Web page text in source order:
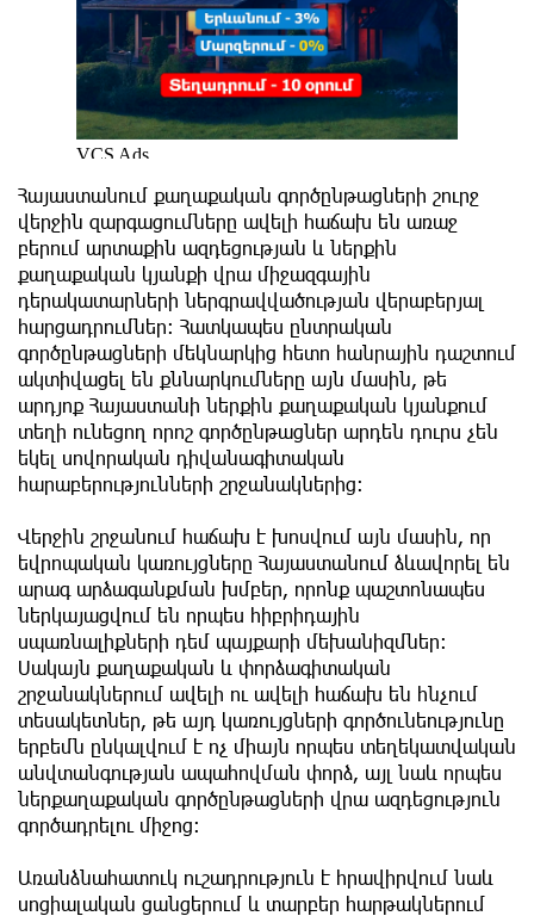
Հայաստանում քաղաքական գործընթացների շուրջ
վերջին զարգացումները ավելի հաճախ են առաջ
բերում արտաքին ազդեցության և ներքին
քաղաքական կյանքի վրա միջազգային
դերակատարների ներգրավվածության վերաբերյալ
հարցադրումներ։ Հատկապես ընտրական
գործընթացների մեկնարկից հետո հանրային դաշտում
ակտիվացել են քննարկումները այն մասին, թե
արդյոք Հայաստանի ներքին քաղաքական կյանքում
տեղի ունեցող որոշ գործընթացներ արդեն դուրս չեն
եկել սովորական դիվանագիտական
հարաբերությունների շրջանակներից։
Վերջին շրջանում հաճախ է խոսվում այն մասին, որ
եվրոպական կառույցները Հայաստանում ձևավորել են
արագ արձագանքման խմբեր, որոնք պաշտոնապես
ներկայացվում են որպես հիբրիդային
սպառնալիքների դեմ պայքարի մեխանիզմներ։
Սակայն քաղաքական և փորձագիտական
շրջանակներում ավելի ու ավելի հաճախ են հնչում
տեսակետներ, թե այդ կառույցների գործունեությունը
երբեմն ընկալվում է ոչ միայն որպես տեղեկատվական
անվտանգության ապահովման փորձ, այլ նաև որպես
ներքաղաքական գործընթացների վրա ազդեցություն
գործադրելու միջոց։
Առանձնահատուկ ուշադրություն է հրավիրվում նաև
սոցիալական ցանցերում և տարբեր հարթակներում